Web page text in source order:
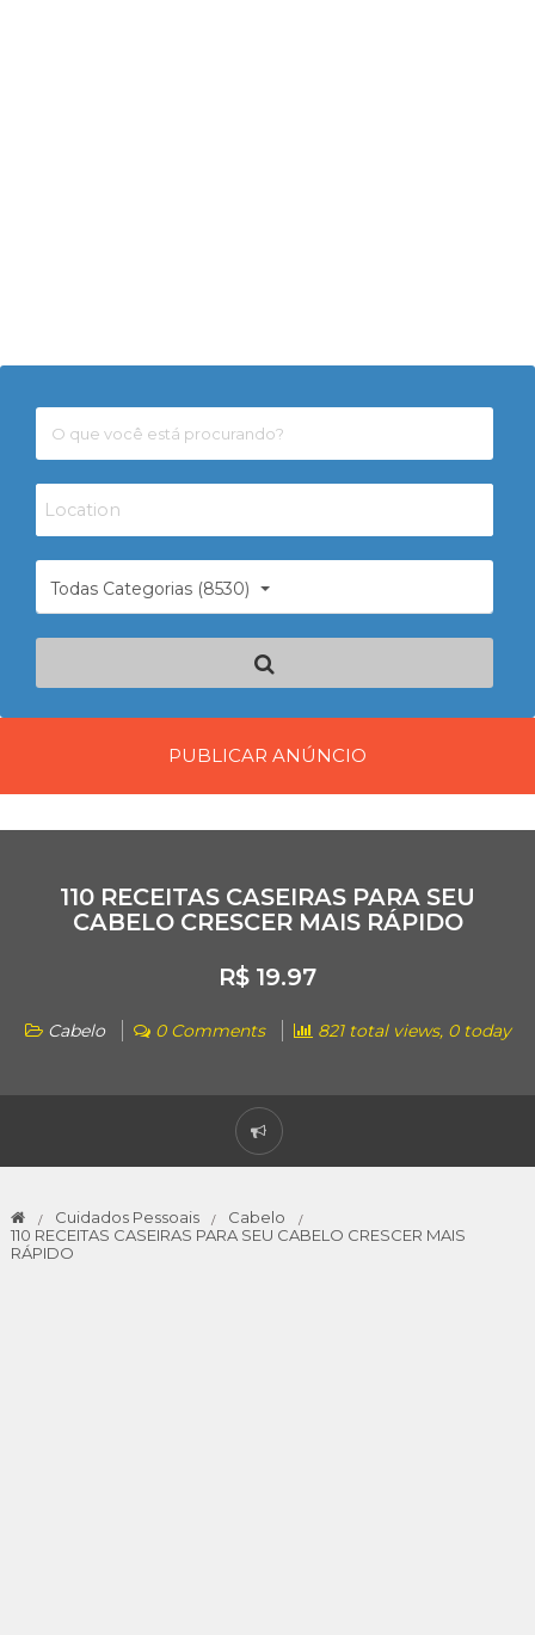
Todas Categorias (8530)
PUBLICAR ANÚNCIO
110 RECEITAS CASEIRAS PARA SEU
CABELO CRESCER MAIS RÁPIDO
R$ 19.97
Cabelo 0 Comments 821 total views, 0 today
Cuidados Pessoais
Cabelo
110 RECEITAS CASEIRAS PARA SEU CABELO CRESCER MAIS
RÁPIDO